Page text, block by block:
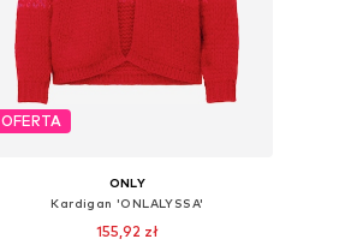
OFERTA
ONLY
Kardigan 'ONLALYSSA'
155,92 zł